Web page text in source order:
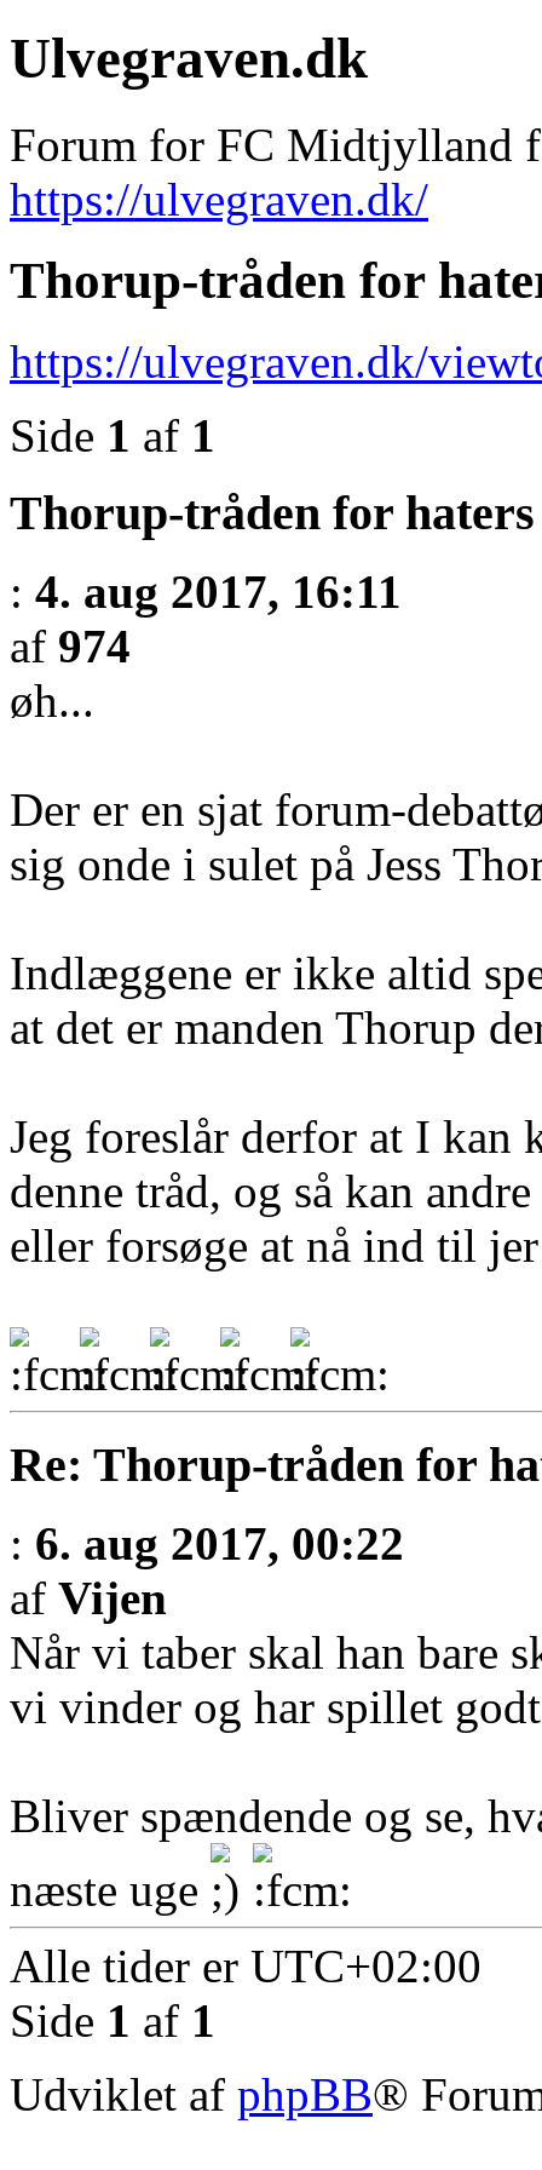
Ulvegraven.dk
Forum for FC Midtjylland
https://ulvegraven.dk/
Thorup-tråden for
https://ulvegraven.dk/
Side 1 af 1
Thorup-tråden for haters
: 4. aug 2017, 16:11
af 974
øh...
Der er en sjat forum-
sig onde i sulet på Jess
Indlæggene er ikke altid
at det er manden Thorup
Jeg foreslår derfor at I kan
denne tråd, og så kan
eller forsøge at nå ind til
Re: Thorup-tråden for
: 6. aug 2017, 00:22
af Vijen
Når vi taber skal han bare
vi vinder og har spillet godt
Bliver spændende og se,
næste uge
Alle tider er UTC+02:00
Side 1 af 1
Udviklet af phpBB®